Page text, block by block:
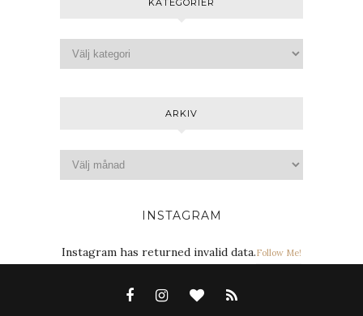
ARKIV
INSTAGRAM
Instagram has returned invalid data.Follow Me!